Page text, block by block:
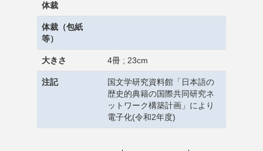
体裁
体裁（包紙
等）
大きさ 4冊 ; 23cm
注記
国文学研究資料館「日本語の
歴史的典籍の国際共同研究ネ
ットワーク構築計画」により
電子化(令和2年度)